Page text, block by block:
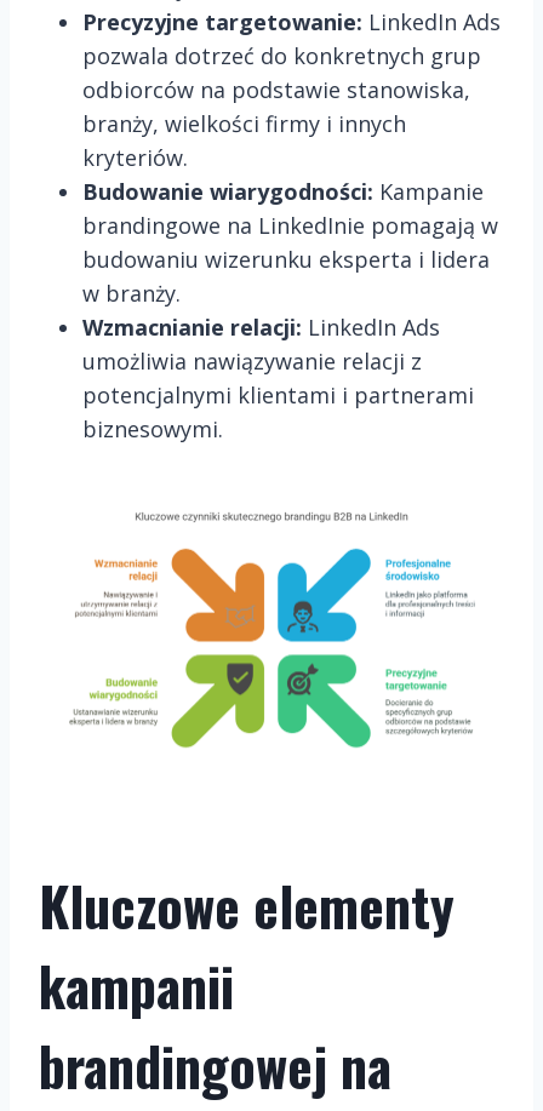
Precyzyjne targetowanie: LinkedIn Ads
pozwala dotrzeć do konkretnych grup
odbiorców na podstawie stanowiska,
branży, wielkości firmy i innych
kryteriów.
Budowanie wiarygodności: Kampanie
brandingowe na LinkedInie pomagają w
budowaniu wizerunku eksperta i lidera
w branży.
Wzmacnianie relacji: LinkedIn Ads
umożliwia nawiązywanie relacji z
potencjalnymi klientami i partnerami
biznesowymi.
Kluczowe elementy
kampanii
brandingowej na